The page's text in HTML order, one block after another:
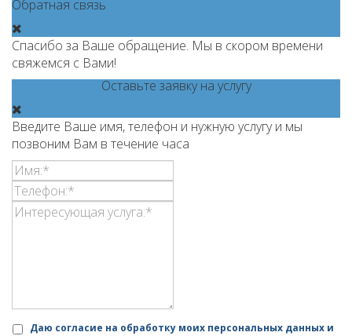
Обратная связь
Спасибо за Ваше обращение. Мы в скором времени
свяжемся с Вами!
Оставьте заявку на услугу
Введите Ваше имя, телефон и нужную услугу и мы
позвоним Вам в течение часа
Даю согласие на обработку моих персональных данных и